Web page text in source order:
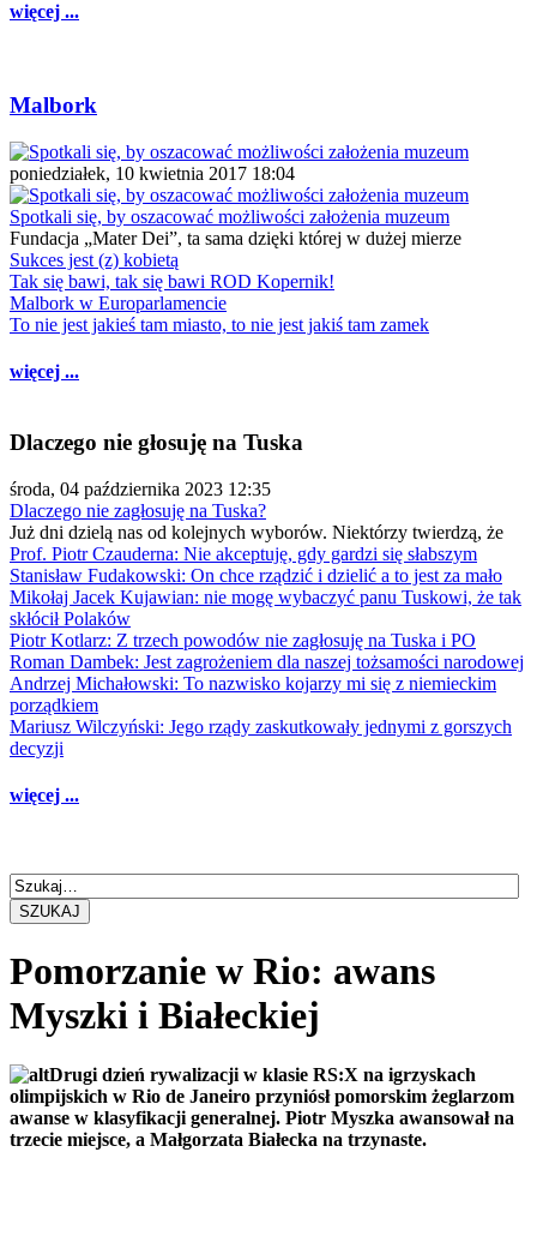
więcej ...
Malbork
poniedziałek, 10 kwietnia 2017 18:04
Spotkali się, by oszacować możliwości założenia muzeum
Fundacja „Mater Dei”, ta sama dzięki której w dużej mierze
Sukces jest (z) kobietą
Tak się bawi, tak się bawi ROD Kopernik!
Malbork w Europarlamencie
To nie jest jakieś tam miasto, to nie jest jakiś tam zamek
więcej ...
Dlaczego nie głosuję na Tuska
środa, 04 października 2023 12:35
Dlaczego nie zagłosuję na Tuska?
Już dni dzielą nas od kolejnych wyborów. Niektórzy twierdzą, że
Prof. Piotr Czauderna: Nie akceptuję, gdy gardzi się słabszym
Stanisław Fudakowski: On chce rządzić i dzielić a to jest za mało
Mikołaj Jacek Kujawian: nie mogę wybaczyć panu Tuskowi, że tak
skłócił Polaków
Piotr Kotlarz: Z trzech powodów nie zagłosuję na Tuska i PO
Roman Dambek: Jest zagrożeniem dla naszej tożsamości narodowej
Andrzej Michałowski: To nazwisko kojarzy mi się z niemieckim
porządkiem
Mariusz Wilczyński: Jego rządy zaskutkowały jednymi z gorszych
decyzji
więcej ...
SZUKAJ
Pomorzanie w Rio: awans
Myszki i Białeckiej
Drugi dzień rywalizacji w klasie RS:X na igrzyskach
olimpijskich w Rio de Janeiro przyniósł pomorskim żeglarzom
awanse w klasyfikacji generalnej. Piotr Myszka awansował na
trzecie miejsce, a Małgorzata Białecka na trzynaste.